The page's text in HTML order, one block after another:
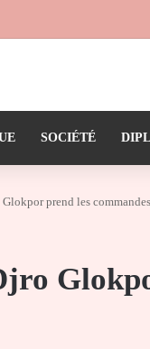
SOCIÉTÉ
prend les